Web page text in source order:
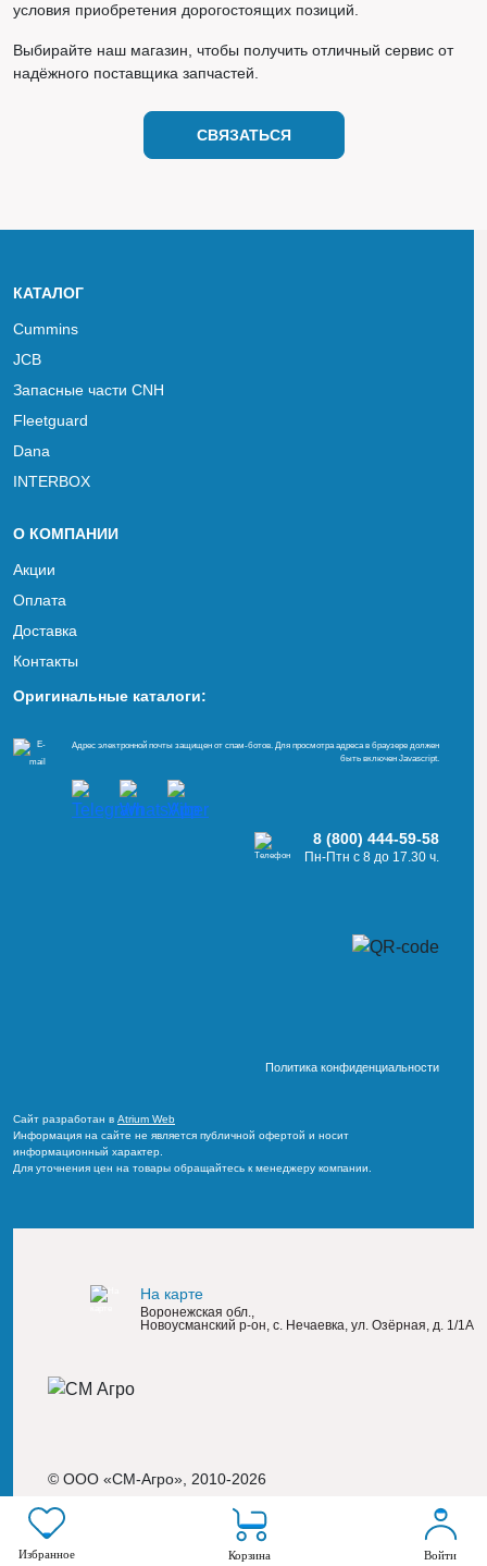
Избранное Корзина Войти
условия приобретения дорогостоящих позиций.
Выбирайте наш магазин, чтобы получить отличный сервис от
надёжного поставщика запчастей.
СВЯЗАТЬСЯ
КАТАЛОГ
Cummins
JCB
Запасные части CNH
Fleetguard
Dana
INTERBOX
О КОМПАНИИ
Акции
Оплата
Доставка
Контакты
Оригинальные каталоги:
Адрес электронной почты защищен от спам-ботов. Для просмотра адреса в браузере должен
быть включен Javascript.
8 (800) 444-59-58
Пн-Птн с 8 до 17.30 ч.
Политика конфиденциальности
Сайт разработан в Atrium Web
Информация на сайте не является публичной офертой и носит
информационный характер.
Для уточнения цен на товары обращайтесь к менеджеру компании.
На карте
Воронежская обл.,
Новоусманский р-он, с. Нечаевка, ул. Озёрная, д. 1/1А
© ООО «СМ-Агро», 2010-2026
Пользовательское соглашение